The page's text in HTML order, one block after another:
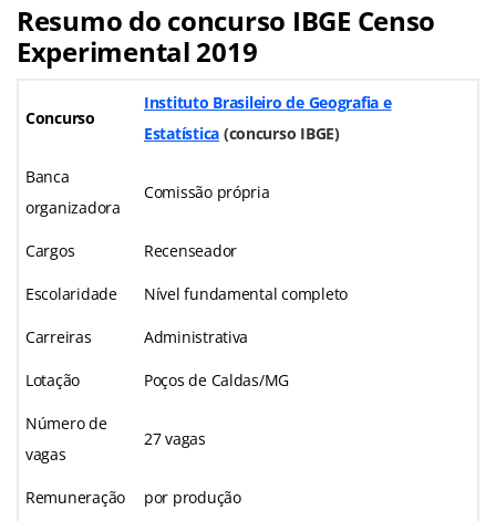
Resumo do concurso IBGE Censo
Experimental 2019
Concurso
Instituto Brasileiro de Geografia e
Estatística (concurso IBGE)
Banca
organizadora
Comissão própria
Cargos Recenseador
Escolaridade Nível fundamental completo
Carreiras Administrativa
Lotação Poços de Caldas/MG
Número de
vagas
27 vagas
Remuneração por produção